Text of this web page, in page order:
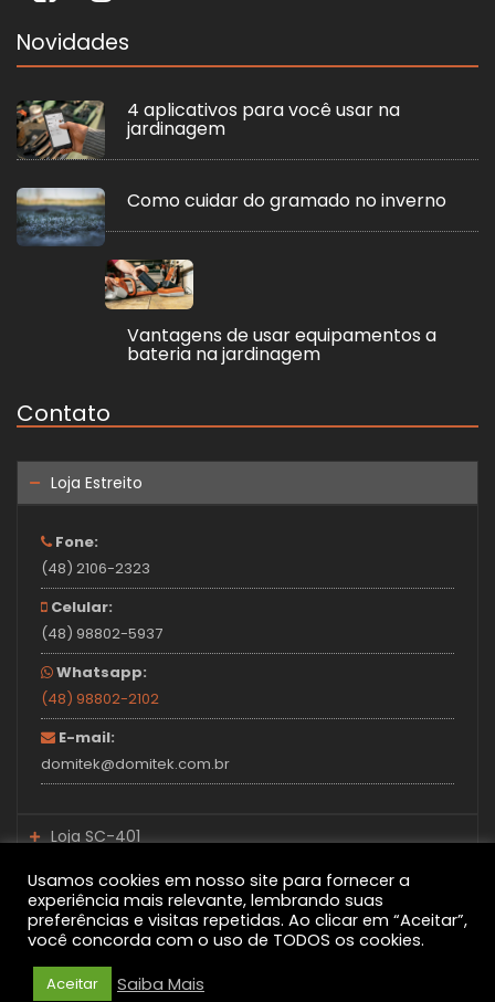
Novidades
4 aplicativos para você usar na
jardinagem
Como cuidar do gramado no inverno
Vantagens de usar equipamentos a
bateria na jardinagem
Contato
Loja Estreito
Fone:
(48) 2106-2323
Celular:
(48) 98802-5937
Whatsapp:
(48) 98802-2102
E-mail:
domitek@domitek.com.br
Loja SC-401
Fone:
(48) 2106-2340
(48) 98805-2923
Loja Santo Amaro
Fone:
(48) 2106-2330
© Todos Os Direitos Reservados - Desenvolvido Por
Usamos cookies em nosso site para fornecer a
experiência mais relevante, lembrando suas
preferências e visitas repetidas. Ao clicar em “Aceitar”,
você concorda com o uso de TODOS os cookies.
Aceitar Saiba Mais